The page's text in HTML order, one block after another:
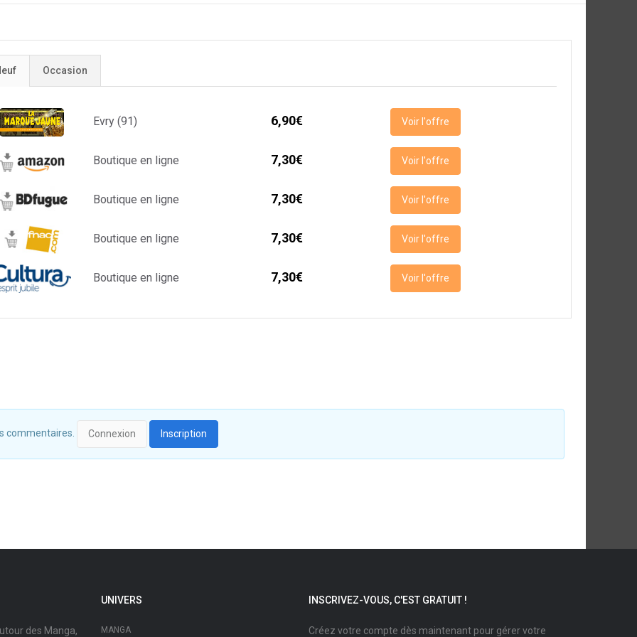
Occasion
Evry (91) 6,90€ Voir l'offre
Boutique en ligne 7,30€ Voir l'offre
Boutique en ligne 7,30€ Voir l'offre
Boutique en ligne 7,30€ Voir l'offre
Boutique en ligne 7,30€ Voir l'offre
commentaires. Connexion Inscription
des Manga,
UNIVERS
MANGA
INSCRIVEZ-VOUS, C'EST GRATUIT !
Créez votre compte dès maintenant pour gérer votre